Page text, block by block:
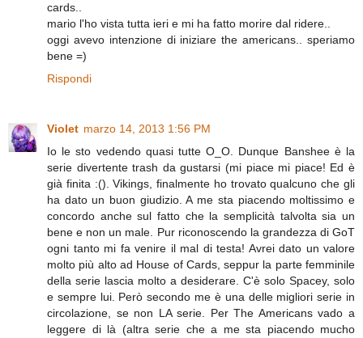
cards..
mario l'ho vista tutta ieri e mi ha fatto morire dal ridere..
oggi avevo intenzione di iniziare the americans.. speriamo
bene =)
Rispondi
Violet marzo 14, 2013 1:56 PM
Io le sto vedendo quasi tutte O_O. Dunque Banshee è la
serie divertente trash da gustarsi (mi piace mi piace! Ed è
già finita :(). Vikings, finalmente ho trovato qualcuno che gli
ha dato un buon giudizio. A me sta piacendo moltissimo e
concordo anche sul fatto che la semplicità talvolta sia un
bene e non un male. Pur riconoscendo la grandezza di GoT
ogni tanto mi fa venire il mal di testa! Avrei dato un valore
molto più alto ad House of Cards, seppur la parte femminile
della serie lascia molto a desiderare. C'è solo Spacey, solo
e sempre lui. Però secondo me è una delle migliori serie in
circolazione, se non LA serie. Per The Americans vado a
leggere di là (altra serie che a me sta piacendo mucho